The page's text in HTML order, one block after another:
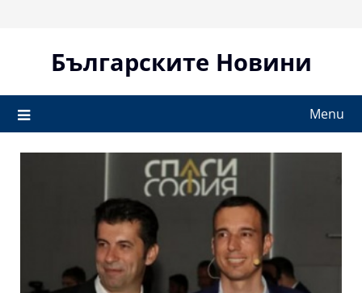
Българските Новини
Menu